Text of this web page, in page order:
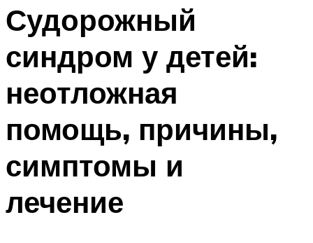
Судорожный
синдром у детей:
неотложная
помощь, причины,
симптомы и
лечение